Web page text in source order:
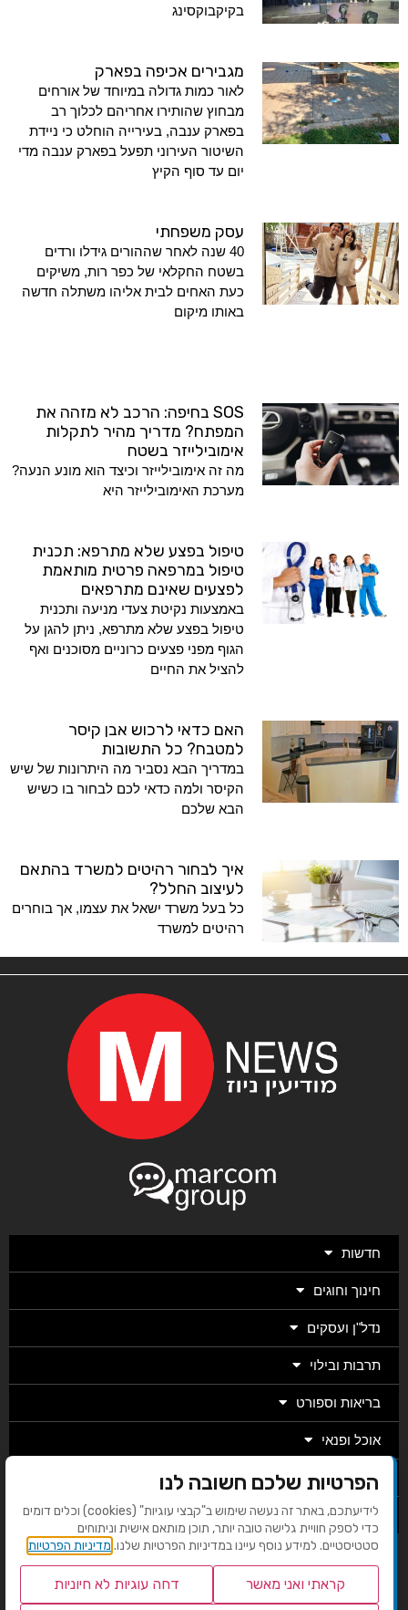
בקיקבוקסינג
מגבירים אכיפה בפארק
לאור כמות גדולה במיוחד של אורחים
מבחוץ שהותירו אחריהם לכלוך רב
בפארק ענבה, בעירייה הוחלט כי ניידת
השיטור העירוני תפעל בפארק ענבה מדי
יום עד סוף הקיץ
עסק משפחתי
40 שנה לאחר שההורים גידלו ורדים
בשטח החקלאי של כפר רות, משיקים
כעת האחים לבית אליהו משתלה חדשה
באותו מיקום
SOS בחיפה: הרכב לא מזהה את
המפתח? מדריך מהיר לתקלות
אימובילייזר בשטח
מה זה אימובילייזר וכיצד הוא מונע הנעה?
מערכת האימובילייזר היא
טיפול בפצע שלא מתרפא: תכנית
טיפול במרפאה פרטית מותאמת
לפצעים שאינם מתרפאים
באמצעות נקיטת צעדי מניעה ותכנית
טיפול בפצע שלא מתרפא, ניתן להגן על
הגוף מפני פצעים כרוניים מסוכנים ואף
להציל את החיים
האם כדאי לרכוש אבן קיסר
למטבח? כל התשובות
במדריך הבא נסביר מה היתרונות של שיש
הקיסר ולמה כדאי לכם לבחור בו כשיש
הבא שלכם
איך לבחור רהיטים למשרד בהתאם
לעיצוב החלל?
כל בעל משרד ישאל את עצמו, אך בוחרים
רהיטים למשרד
חדשות
חינוך וחוגים
נדל"ן ועסקים
תרבות ובילוי
בריאות וספורט
אוכל ופנאי
מגזין
מערכת
בניית אתרים EMG
הפרטיות שלכם חשובה לנו
לידיעתכם, באתר זה נעשה שימוש ב"קבצי עוגיות" (cookies) וכלים דומים
כדי לספק חוויית גלישה טובה יותר, תוכן מותאם אישית וניתוחים
סטטיסטיים. למידע נוסף עיינו במדיניות הפרטיות שלנו. מדיניות הפרטיות
קראתי ואני מאשר דחה עוגיות לא חיוניות